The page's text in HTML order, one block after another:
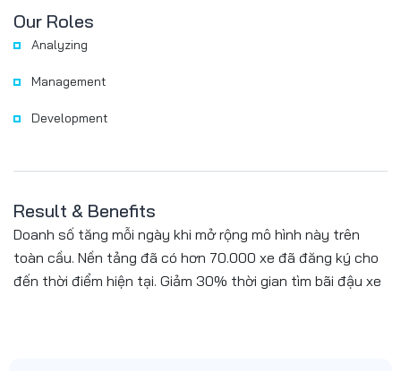
Our Roles
Analyzing
Management
Development
Result & Benefits
Doanh số tăng mỗi ngày khi mở rộng mô hình này trên
toàn cầu. Nền tảng đã có hơn 70.000 xe đã đăng ký cho
đến thời điểm hiện tại. Giảm 30% thời gian tìm bãi đậu xe